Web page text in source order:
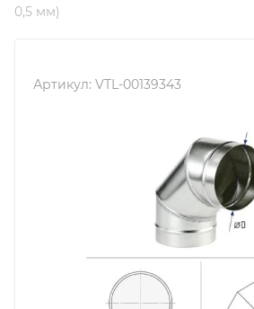
0,5 мм)
Артикул: VTL-00139343